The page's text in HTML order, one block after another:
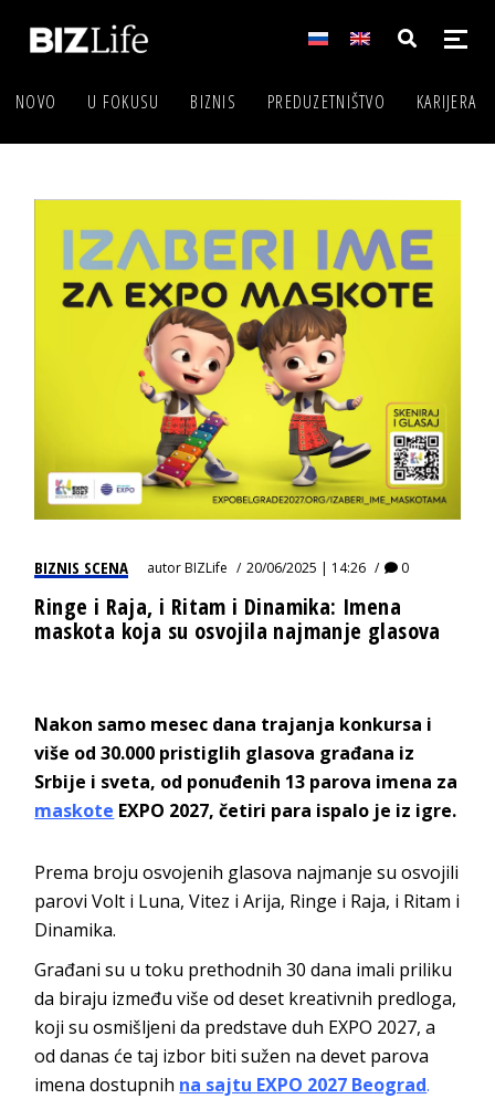
NOVO U FOKUSU BIZNIS PREDUZETNIŠTVO KARIJERA
BIZNIS SCENA autorBIZLife 20/06/2025 | 14:26 0
Ringe i Raja, i Ritam i Dinamika: Imena
maskota koja su osvojila najmanje glasova
Nakon samo mesec dana trajanja konkursa i
više od 30.000 pristiglih glasova građana iz
Srbije i sveta, od ponuđenih 13 parova imena za
maskote EXPO 2027, četiri para ispalo je iz igre.
Prema broju osvojenih glasova najmanje su osvojili
parovi Volt i Luna, Vitez i Arija, Ringe i Raja, i Ritam i
Dinamika.
Građani su u toku prethodnih 30 dana imali priliku
da biraju između više od deset kreativnih predloga,
koji su osmišljeni da predstave duh EXPO 2027, a
od danas će taj izbor biti sužen na devet parova
imena dostupnih na sajtu EXPO 2027 Beograd.